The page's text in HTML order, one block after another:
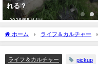
れる？
2026年5月4日
ホーム ライフ＆カルチャー
意点
ライフ＆カルチャー pickup